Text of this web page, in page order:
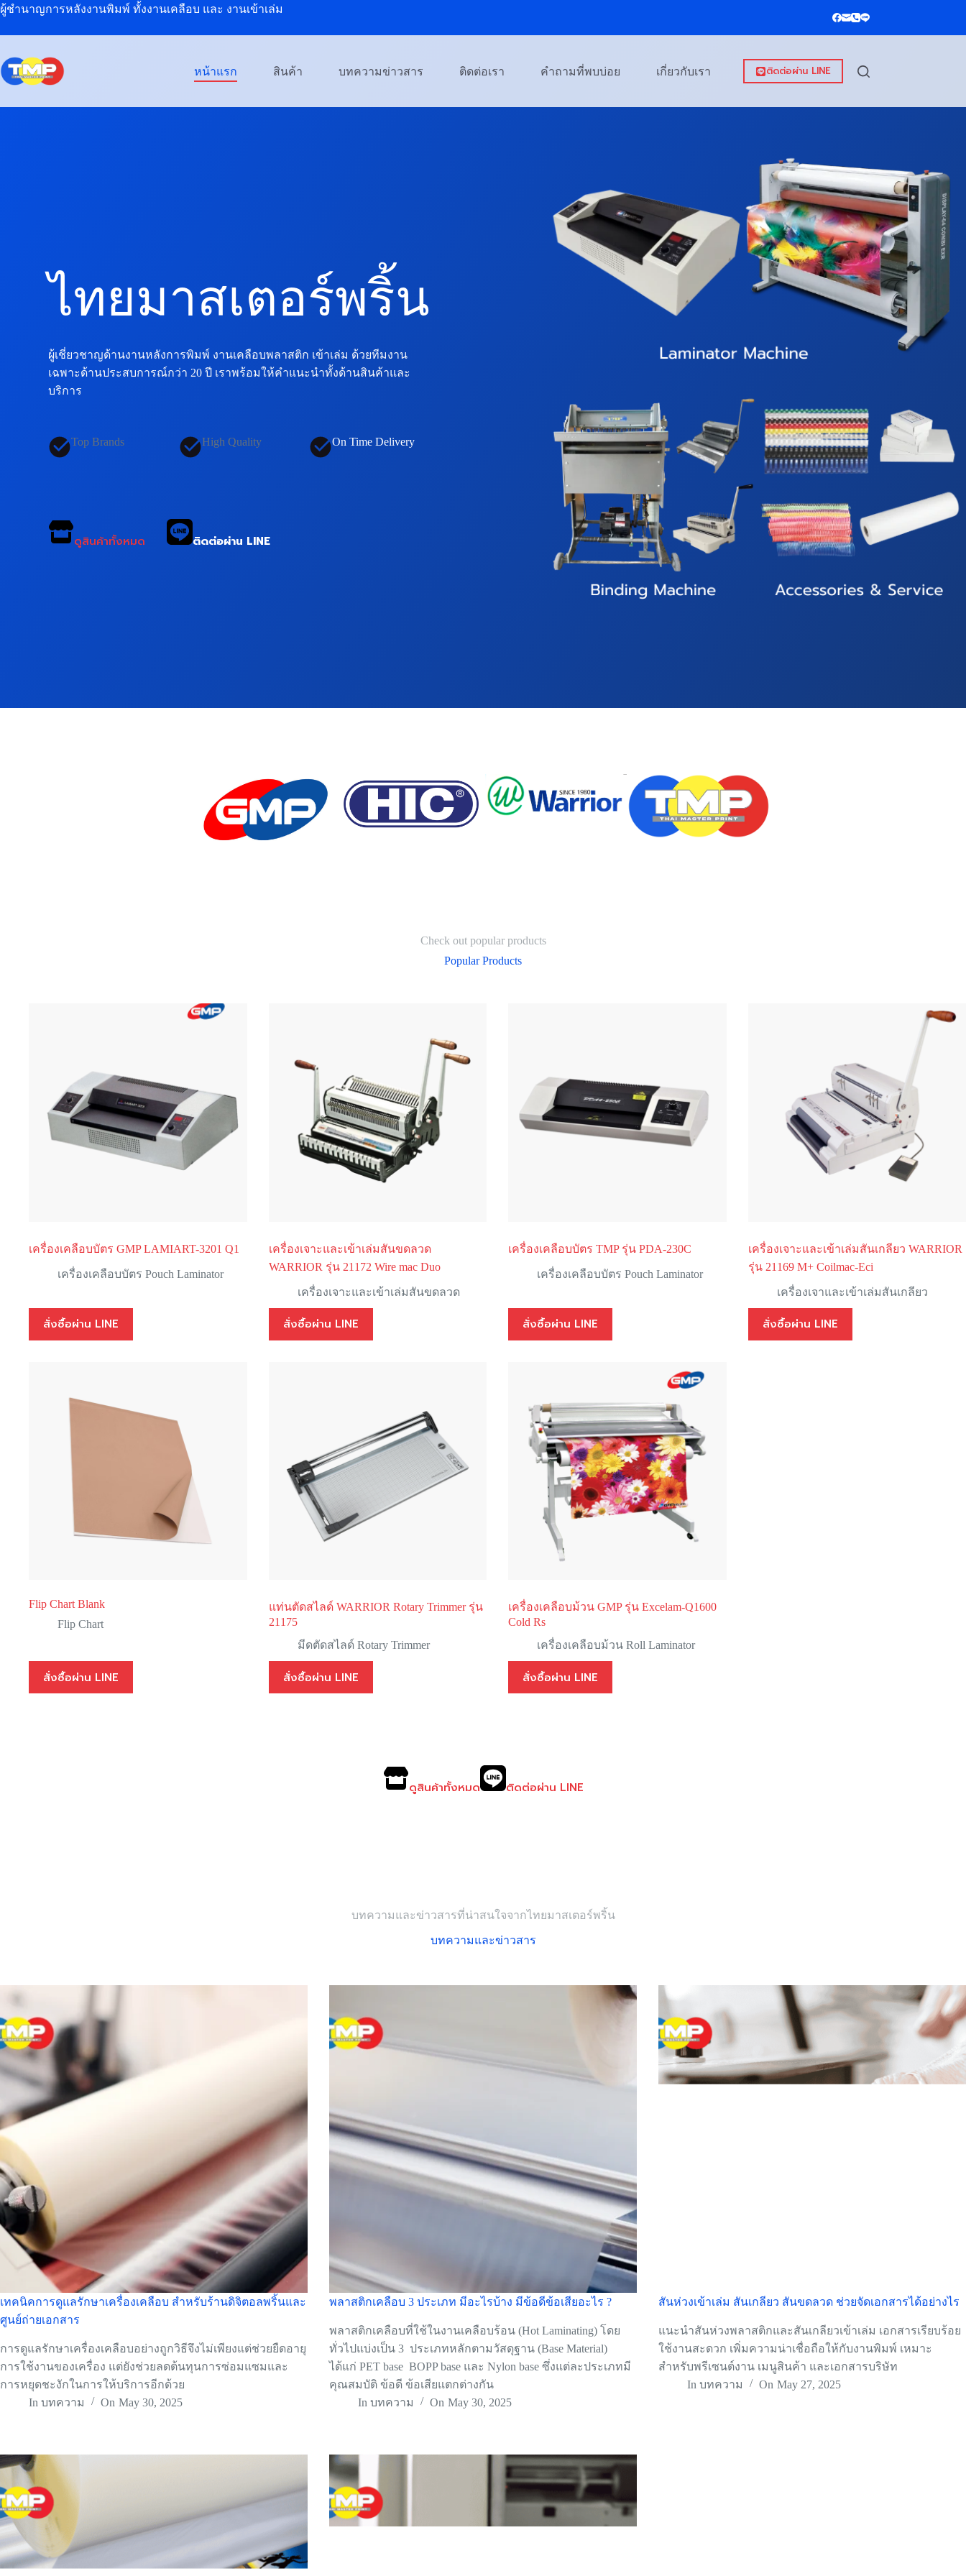
Skip
to
ผู้ชำนาญการหลังงานพิมพ์ ทั้งงานเคลือบ และ งานเข้าเล่ม
หน้าแรก สินค้า บทความข่าวสาร ติดต่อเรา คำถามที่พบบ่อย เกี่ยวกับเรา ติดต่อผ่าน LINE
ไทยมาสเตอร์พริ้น
ผู้เชี่ยวชาญด้านงานหลังการพิมพ์ งานเคลือบพลาสติก เข้าเล่ม ด้วยทีมงาน
เฉพาะด้านประสบการณ์กว่า 20 ปี เราพร้อมให้คำแนะนำทั้งด้านสินค้าและ
บริการ
Top Brands High Quality On Time Delivery
ดูสินค้าทั้งหมด ติดต่อผ่าน LINE
Check out popular products
Popular Products
เครื่องเคลือบบัตร GMP LAMIART-3201 Q1
เครื่องเคลือบบัตร Pouch Laminator
สั่งซื้อผ่าน LINE
เครื่องเจาะและเข้าเล่มสันขดลวด
WARRIOR รุ่น 21172 Wire mac Duo
เครื่องเจาะและเข้าเล่มสันขดลวด
สั่งซื้อผ่าน LINE
เครื่องเคลือบบัตร TMP รุ่น PDA-230C
เครื่องเคลือบบัตร Pouch Laminator
สั่งซื้อผ่าน LINE
เครื่องเจาะและเข้าเล่มสันเกลียว WARRIOR
รุ่น 21169 M+ Coilmac-Eci
เครื่องเจาและเข้าเล่มสันเกลียว
สั่งซื้อผ่าน LINE
Flip Chart Blank
Flip Chart
สั่งซื้อผ่าน LINE
แท่นตัดสไลด์ WARRIOR Rotary Trimmer รุ่น
21175
มีดตัดสไลด์ Rotary Trimmer
สั่งซื้อผ่าน LINE
เครื่องเคลือบม้วน GMP รุ่น Excelam-Q1600
Cold Rs
เครื่องเคลือบม้วน Roll Laminator
สั่งซื้อผ่าน LINE
ดูสินค้าทั้งหมด ติดต่อผ่าน LINE
บทความและข่าวสารที่น่าสนใจจากไทยมาสเตอร์พริ้น
บทความและข่าวสาร
เทคนิคการดูแลรักษาเครื่องเคลือบ สำหรับร้านดิจิตอลพริ้นและ
ศูนย์ถ่ายเอกสาร
การดูแลรักษาเครื่องเคลือบอย่างถูกวิธีจึงไม่เพียงแต่ช่วยยืดอายุ
การใช้งานของเครื่อง แต่ยังช่วยลดต้นทุนการซ่อมแซมและ
การหยุดชะงักในการให้บริการอีกด้วย
In บทความ On May 30, 2025
พลาสติกเคลือบ 3 ประเภท มีอะไรบ้าง มีข้อดีข้อเสียอะไร ?
พลาสติกเคลือบที่ใช้ในงานเคลือบร้อน (Hot Laminating) โดย
ทั่วไปแบ่งเป็น 3 ประเภทหลักตามวัสดุฐาน (Base Material)
ได้แก่ PET base BOPP base และ Nylon base ซึ่งแต่ละประเภทมี
คุณสมบัติ ข้อดี ข้อเสียแตกต่างกัน
In บทความ On May 30, 2025
สันห่วงเข้าเล่ม สันเกลียว สันขดลวด ช่วยจัดเอกสารได้อย่างไร
แนะนำสันห่วงพลาสติกและสันเกลียวเข้าเล่ม เอกสารเรียบร้อย
ใช้งานสะดวก เพิ่มความน่าเชื่อถือให้กับงานพิมพ์ เหมาะ
สำหรับพรีเซนต์งาน เมนูสินค้า และเอกสารบริษัท
In บทความ On May 27, 2025